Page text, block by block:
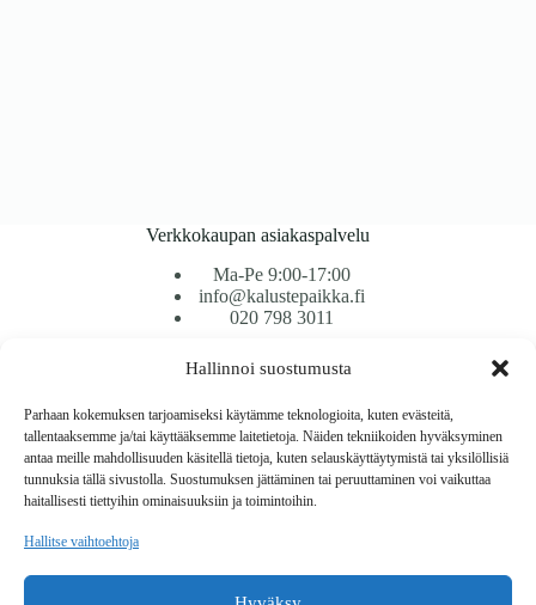
Hallinnoi suostumusta
Parhaan kokemuksen tarjoamiseksi käytämme teknologioita, kuten evästeitä,
tallentaaksemme ja/tai käyttääksemme laitetietoja. Näiden tekniikoiden hyväksyminen
antaa meille mahdollisuuden käsitellä tietoja, kuten selauskäyttäytymistä tai yksilöllisiä
tunnuksia tällä sivustolla. Suostumuksen jättäminen tai peruuttaminen voi vaikuttaa
haitallisesti tiettyihin ominaisuuksiin ja toimintoihin.
Hallitse vaihtoehtoja
Verkkokaupan asiakaspalvelu
Ma-Pe 9:00-17:00
info@kalustepaikka.fi
020 798 3011
Tavarantoimitus / Maksutavat
Toimitustavat
Maksutavat
Vaihto ja palautus
Reklamaatiot